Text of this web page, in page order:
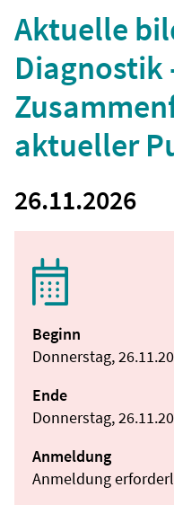
Aktuelle
Diagnostik
aktueller
26.11.2026
Beginn
Donnerstag,
Ende
Donnerstag,
Anmeldung
Anmeldung